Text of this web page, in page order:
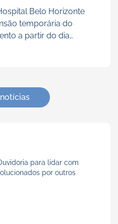
Belo Horizonte
temporária do
a partir do dia
para lidar com
por outros